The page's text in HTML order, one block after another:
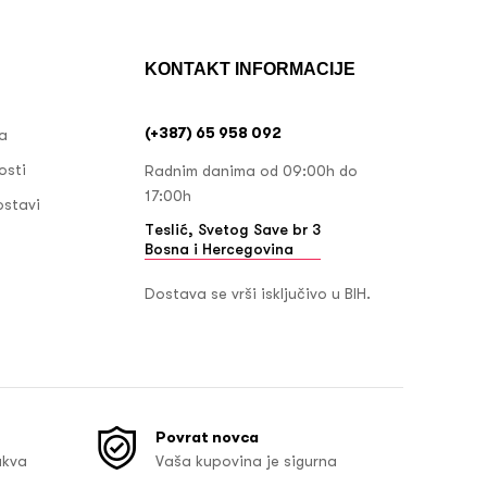
KONTAKT INFORMACIJE
(+387) 65 958 092
Radnim danima od 09:00h do
17:00h
Teslić, Svetog Save br 3
Bosna i Hercegovina
Dostava se vrši isključivo u BIH.
Povrat novca
Vaša kupovina je sigurna